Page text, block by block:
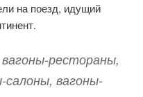
на поезд, идущий
рестораны,
вагоны-